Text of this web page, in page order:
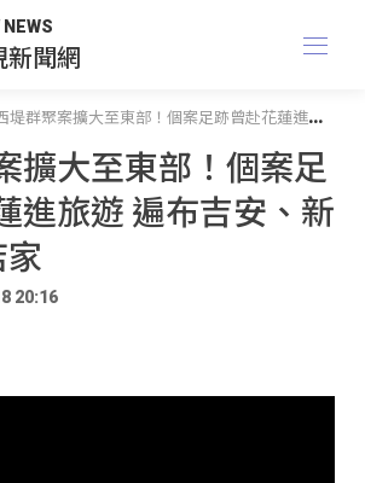
新聞網
堤群聚案擴大至東部！個案足跡曾赴花蓮進旅遊 遍布吉安、新城鄉5間店家
擴大至東部！個案足
進旅遊 遍布吉安、新
20:16